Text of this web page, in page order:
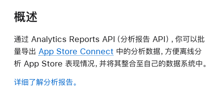
概述
通过 Analytics Reports API（分析报告 API），你可以批
量导出 App Store Connect 中的分析数据，方便离线分
析 App Store 表现情况，并将其整合至自己的数据系统中。
详细了解分析报告。